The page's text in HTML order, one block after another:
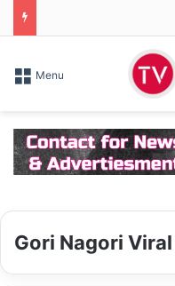
Menu
Gori Nagori